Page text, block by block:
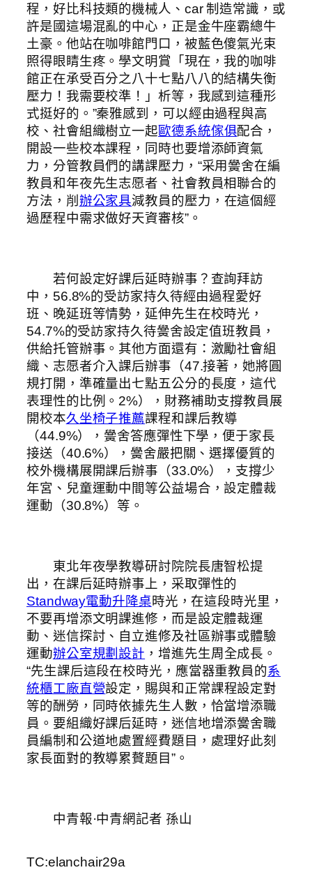
程，好比科技類的機械人、car 制造常識，或
許是國這場混亂的中心，正是金牛座霸總牛
土豪。他站在咖啡館門口，被藍色傻氣光束
照得眼睛生疼。學文明賞「現在，我的咖啡
館正在承受百分之八十七點八八的結構失衡
壓力！我需要校準！」析等，我感到這種形
式挺好的。”秦雅感到，可以經由過程與高
校、社會組織樹立一起歐德系統傢俱配合，
開設一些校本課程，同時也要增添師資氣
力，分管教員們的講課壓力，“采用黌舍在編
教員和年夜先生志愿者、社會教員相聯合的
方法，削 辦公家具減教員的壓力，在這個經
過歷程中需求做好天資審核”。
若何設定好課后延時辦事？查詢拜訪
中，56.8%的受訪家持久待經由過程愛好
班、晚延班等情勢，延伸先生在校時光，
54.7%的受訪家持久待黌舍設定值班教員，
供給托管辦事。其他方面還有：激勵社會組
織、志愿者介入課后辦事（47.接著，她將圓
規打開，準確量出七點五公分的長度，這代
表理性的比例。2%），財務補助支撐教員展
開校本久坐椅子推薦課程和課后教導
（44.9%），黌舍答應彈性下學，便于家長
接送（40.6%），黌舍嚴把關、選擇優質的
校外機構展開課后辦事（33.0%），支撐少
年宮、兒童運動中間等公益場合，設定體裁
運動（30.8%）等。
東北年夜學教導研討院院長唐智松提
出，在課后延時辦事上，采取彈性的
Standway電動升降桌時光，在這段時光里，
不要再增添文明課進修，而是設定體裁運
動、迷信探討、自立進修及社區辦事或體驗
運動辦公室規劃設計 ，增進先生周全成長。
“先生課后這段在校時光，應當器重教員的系
統櫃工廠直營設定，賜與和正常課程設定對
等的酬勞，同時依據先生人數，恰當增添職
員。要組織好課后延時，迷信地增添黌舍職
員編制和公道地處置經費題目，處理好此刻
家長面對的教導累贅題目”。
中青報·中青網記者 孫山
TC:elanchair29a